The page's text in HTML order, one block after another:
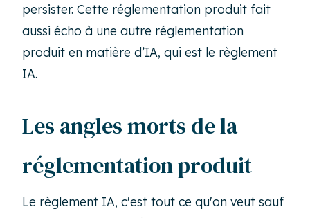
persister. Cette réglementation produit fait
aussi écho à une autre réglementation
produit en matière d’IA, qui est le règlement
IA.
Les angles morts de la
réglementation produit
Le règlement IA, c'est tout ce qu'on veut sauf